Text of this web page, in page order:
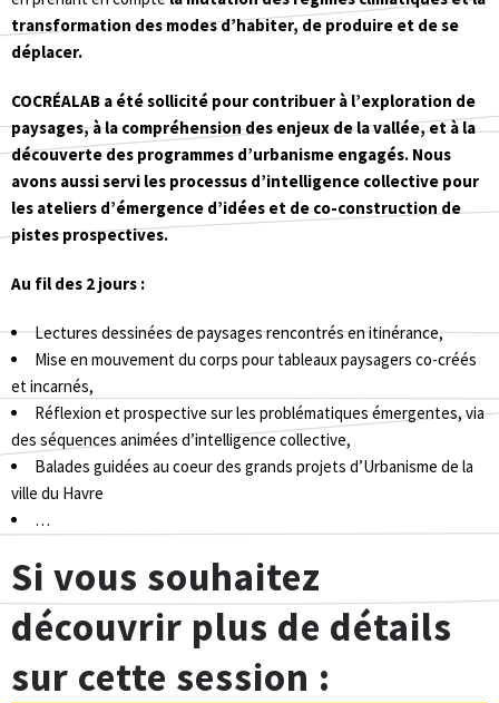
transformation des modes d’habiter, de produire et de se
déplacer.
COCRÉALAB a été sollicité pour contribuer à l’exploration de
paysages, à la compréhension des enjeux de la vallée, et à la
découverte des programmes d’urbanisme engagés. Nous
avons aussi servi les processus d’intelligence collective pour
les ateliers d’émergence d’idées et de co-construction de
pistes prospectives.
Au fil des 2 jours :
Lectures dessinées de paysages rencontrés en itinérance,
Mise en mouvement du corps pour tableaux paysagers co-créés
et incarnés,
Réflexion et prospective sur les problématiques émergentes, via
des séquences animées d’intelligence collective,
Balades guidées au coeur des grands projets d’Urbanisme de la
ville du Havre
…
Si vous souhaitez
découvrir plus de détails
sur cette session :